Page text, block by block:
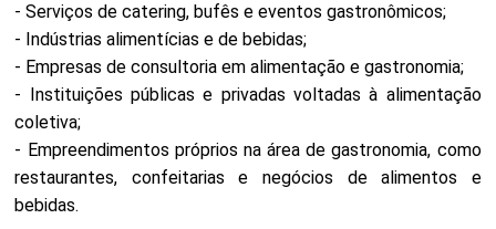
- Serviços de catering, bufês e eventos gastronômicos;
- Indústrias alimentícias e de bebidas;
- Empresas de consultoria em alimentação e gastronomia;
- Instituições públicas e privadas voltadas à alimentação
coletiva;
- Empreendimentos próprios na área de gastronomia, como
restaurantes, confeitarias e negócios de alimentos e
bebidas.